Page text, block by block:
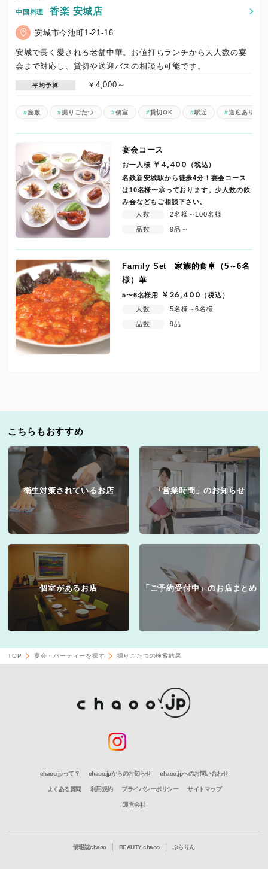
中国料理 香楽 安城店
安城市今池町1-21-16
安城で長く愛される老舗中華。お値打ちランチから大人数の宴
会まで対応し、貸切や送迎バスの相談も可能です。
平均予算 ￥4,000～
座敷 掘りごたつ 個室 貸切OK 駅近 送迎あり
宴会コース
お一人様 ￥4,400
（税込）
名鉄新安城駅から徒歩4分！宴会コース
は10名様〜承っております。少人数の飲
み会などもご相談下さい。
人数
2名様～100名様
品数 9品～
Family Set 家族的食卓（5～6名
様）華
5〜6名様用 ￥26,400
（税込）
人数
5名様～6名様
品数 9品
こちらもおすすめ
衛生対策されているお店 「営業時間」のお知らせ
個室があるお店 「ご予約受付中」のお店まとめ
TOP 宴会・パーティーを探す 掘りごたつの検索結果
chaoo.jpって？ chaoo.jpからのお知らせ chaoo.jpへのお問い合わせ
よくある質問 利用規約 プライバシーポリシー サイトマップ
運営会社
情報誌chaoo BEAUTY chaoo ぶらりん